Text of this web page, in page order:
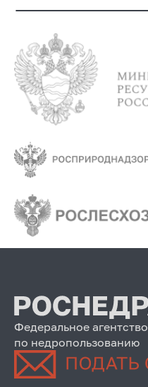
Федеральное агентство
по недропользованию